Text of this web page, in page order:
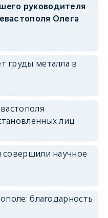
руководителя
Олега
груды металла в
лиц
научное
благодарность